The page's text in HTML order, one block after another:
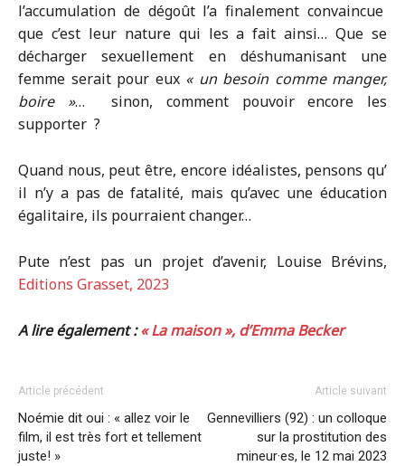
l’accumulation de dégoût l’a finalement convaincue
que c’est leur nature qui les a fait ainsi… Que se
décharger sexuellement en déshumanisant une
femme serait pour eux « un besoin comme manger,
boire »… sinon, comment pouvoir encore les
supporter ?
Quand nous, peut être, encore idéalistes, pensons qu’
il n’y a pas de fatalité, mais qu’avec une éducation
égalitaire, ils pourraient changer…
Pute n’est pas un projet d’avenir, Louise Brévins,
Editions Grasset, 2023
A lire également :« La maison », d’Emma Becker
Article précédent
Noémie dit oui : « allez voir le
film, il est très fort et tellement
juste! »
Article suivant
Gennevilliers (92) : un colloque
sur la prostitution des
mineur·es, le 12 mai 2023